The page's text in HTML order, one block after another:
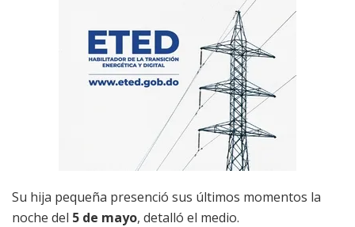
Su hija pequeña presenció sus últimos momentos la
noche del 5 de mayo, detalló el medio.